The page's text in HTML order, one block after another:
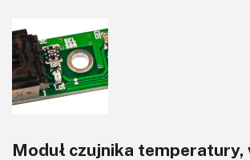
Wzmacniacze
Zasilanie
Moduł czujnika